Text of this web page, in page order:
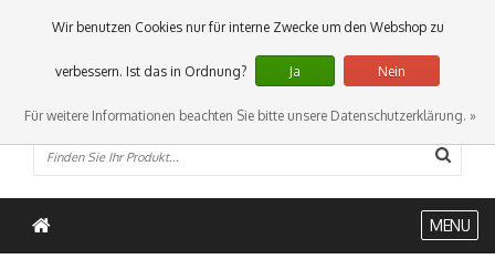
0 Artikel
MENU
Wir benutzen Cookies nur für interne Zwecke um den Webshop zu
verbessern. Ist das in Ordnung? Ja Nein
Für weitere Informationen beachten Sie bitte unsere Datenschutzerklärung. »